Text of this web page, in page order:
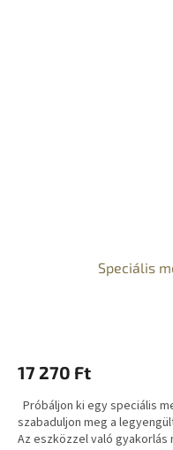
Speciális
17 270 Ft
Próbáljon ki egy speciális
szabaduljon meg a
Az eszközzel való gyakorlás